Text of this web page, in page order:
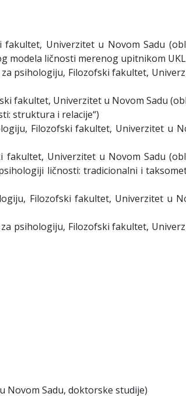
fakultet, Univerzitet u Novom Sadu
modela ličnosti merenog upitnikom
psihologiju, Filozofski fakultet,
fakultet, Univerzitet u Novom Sadu
struktura i relacije“)
Filozofski fakultet, Univerzitet u
fakultet, Univerzitet u Novom Sadu
ličnosti: tradicionalni i
Filozofski fakultet, Univerzitet u
psihologiju, Filozofski fakultet,
Novom Sadu, doktorske studije)